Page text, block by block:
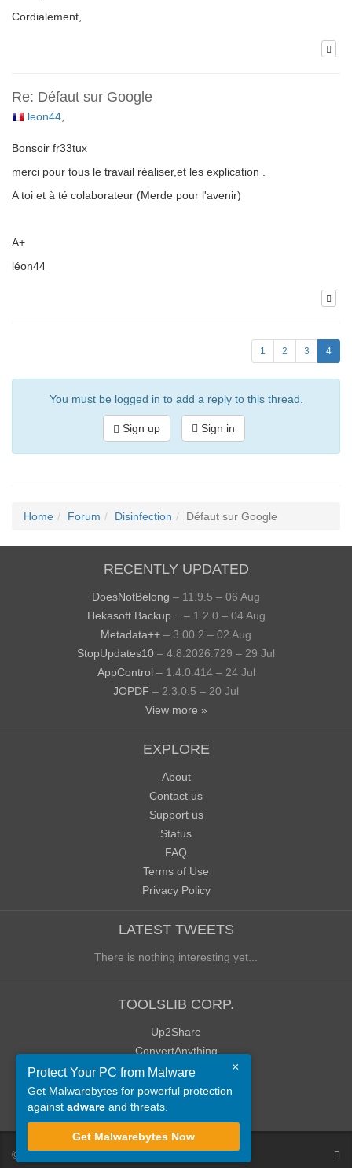
Cordialement,
Re: Défaut sur Google
leon44
Bonsoir fr33tux
merci pour tous le travail réaliser,et les explication .
A toi et à té colaborateur (Merde pour l'avenir)
A+
léon44
1 2 3 4
You must be logged in to add a reply to this thread.
Sign up Sign in
Home Forum Disinfection Défaut sur Google
RECENTLY UPDATED
DoesNotBelong – 11.9.5 – 06 Aug
Hekasoft Backup... – 1.2.0 – 04 Aug
Metadata++ – 3.00.2 – 02 Aug
StopUpdates10 – 4.8.2026.729 – 29 Jul
AppControl – 1.4.0.414 – 24 Jul
JOPDF – 2.3.0.5 – 20 Jul
View more »
EXPLORE
About
Contact us
Support us
Status
FAQ
Terms of Use
Privacy Policy
LATEST TWEETS
There is nothing interesting yet...
TOOLSLIB CORP.
Up2Share
ConvertAnything
WoWClassicUI (WCUI)
Old Blog
Old Forum
© ToolsLib
×
Protect Your PC from Malware
Get Malwarebytes for powerful protection
against adware and threats.
Get Malwarebytes Now